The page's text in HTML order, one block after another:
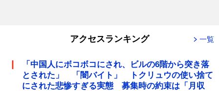
アクセスランキング 一覧
「中国人にボコボコにされ、ビルの6階から突き落
とされた」 「闇バイト」 トクリュウの使い捨て
にされた悲惨すぎる実態 募集時の約束は「月収